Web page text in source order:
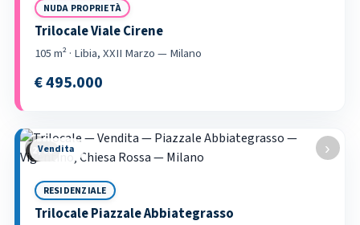
NUDA PROPRIETÀ
Trilocale Viale Cirene
105 m² · Libia, XXII Marzo — Milano
€ 495.000
‹ ›
2 / 58
Vendita
RESIDENZIALE
Trilocale Piazzale Abbiategrasso